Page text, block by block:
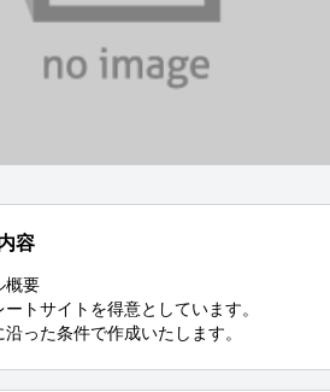
容
概要
ートサイトを得意としています。
沿った条件で作成いたします。